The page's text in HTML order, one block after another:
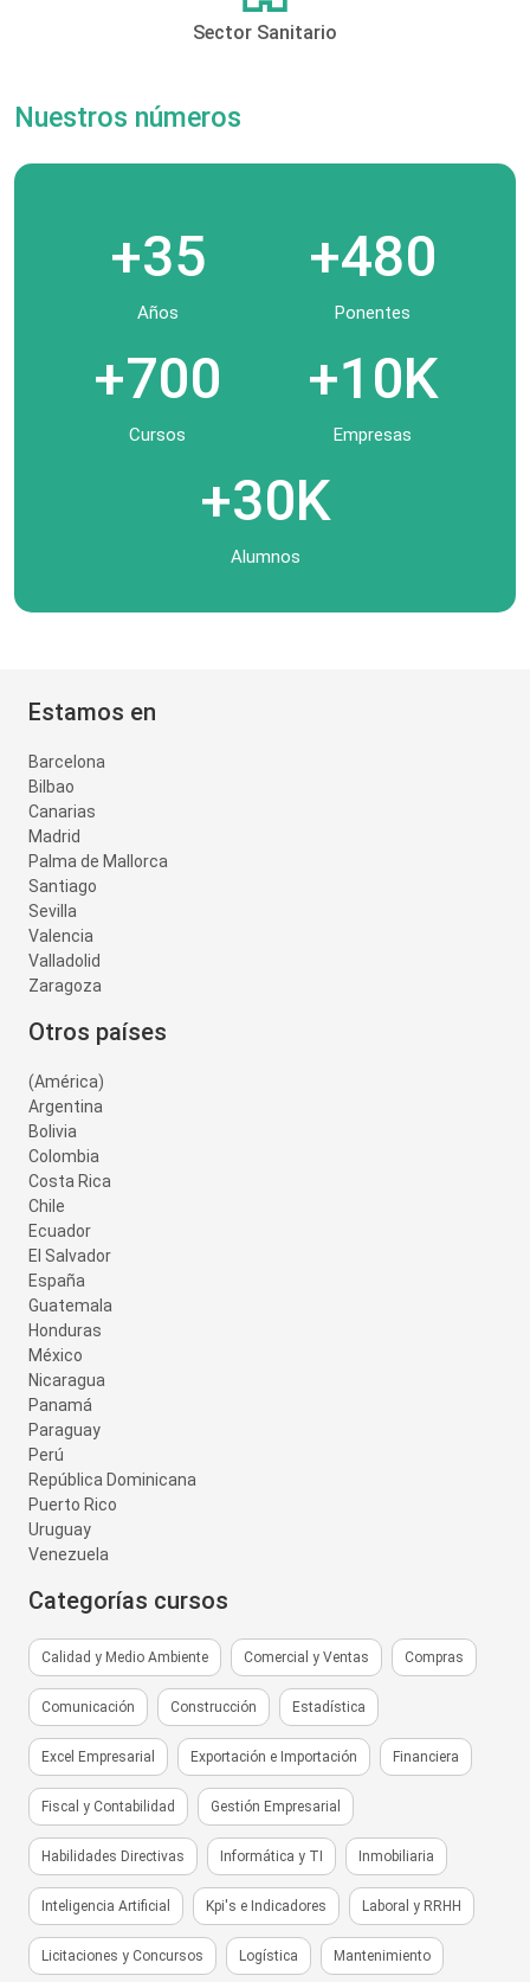
Sector Sanitario
Nuestros números
+35
Años
+480
Ponentes
+700
Cursos
+10K
Empresas
+30K
Alumnos
Estamos en
Barcelona
Bilbao
Canarias
Madrid
Palma de Mallorca
Santiago
Sevilla
Valencia
Valladolid
Zaragoza
Otros países
(América)
Argentina
Bolivia
Colombia
Costa Rica
Chile
Ecuador
El Salvador
España
Guatemala
Honduras
México
Nicaragua
Panamá
Paraguay
Perú
República Dominicana
Puerto Rico
Uruguay
Venezuela
Categorías cursos
Calidad y Medio Ambiente Comercial y Ventas Compras
Comunicación Construcción Estadística
Excel Empresarial Exportación e Importación Financiera
Fiscal y Contabilidad Gestión Empresarial
Habilidades Directivas Informática y TI Inmobiliaria
Inteligencia Artificial Kpi's e Indicadores Laboral y RRHH
Licitaciones y Concursos Logística Mantenimiento